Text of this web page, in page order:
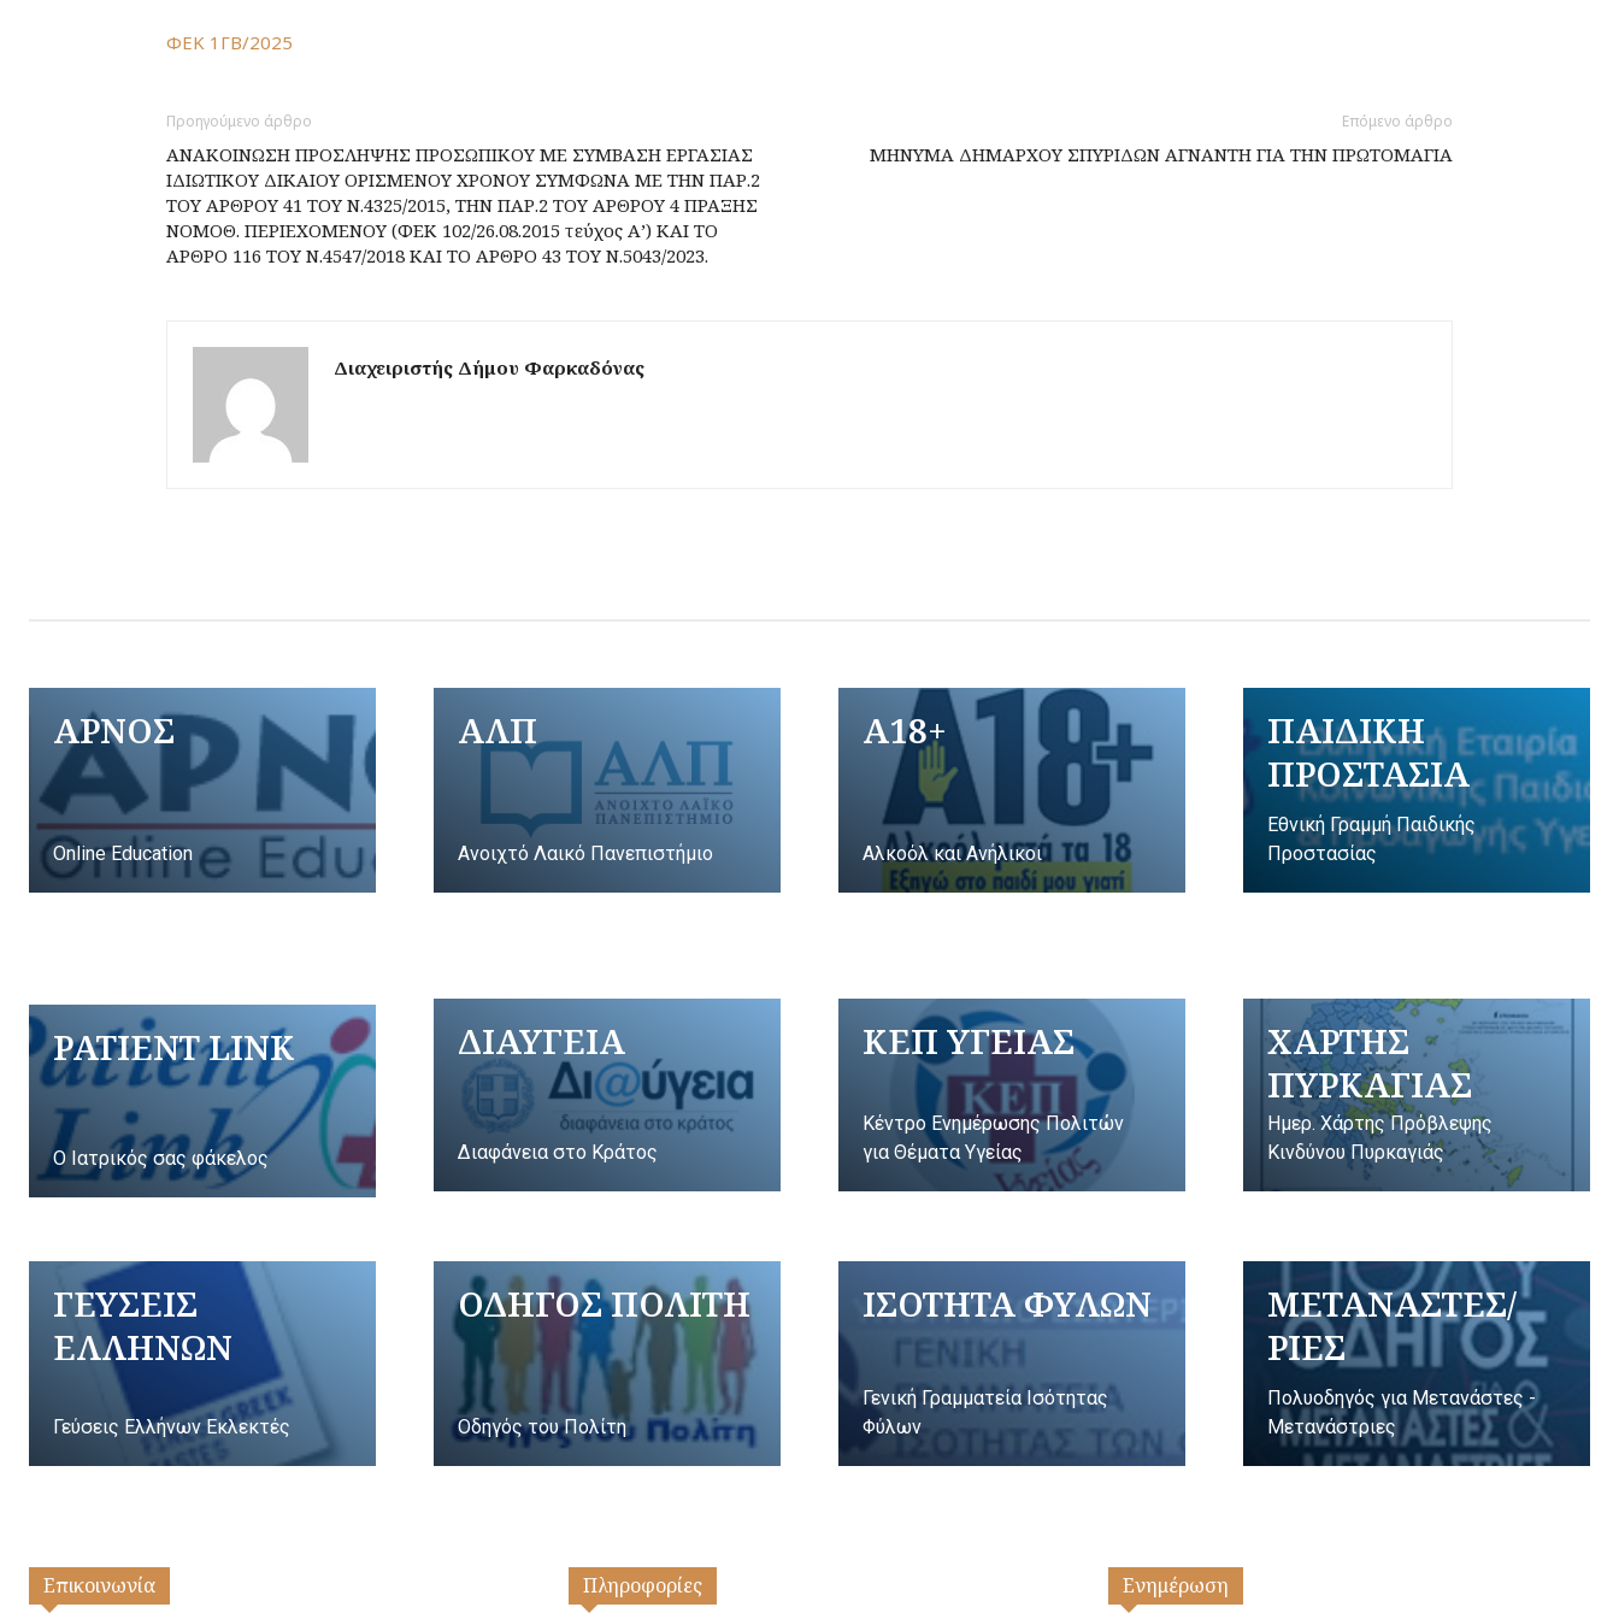
ΦΕΚ 1ΓΒ/2025
Προηγούμενο άρθρο
ΑΝΑΚΟΙΝΩΣΗ ΠΡΟΣΛΗΨΗΣ ΠΡΟΣΩΠΙΚΟΥ ΜΕ ΣΥΜΒΑΣΗ ΕΡΓΑΣΙΑΣ
ΙΔΙΩΤΙΚΟΥ ΔΙΚΑΙΟΥ ΟΡΙΣΜΕΝΟΥ ΧΡΟΝΟΥ ΣΥΜΦΩΝΑ ΜΕ ΤΗΝ ΠΑΡ.2
ΤΟΥ ΑΡΘΡΟΥ 41 ΤΟΥ Ν.4325/2015, ΤΗΝ ΠΑΡ.2 ΤΟΥ ΑΡΘΡΟΥ 4 ΠΡΑΞΗΣ
ΝΟΜΟΘ. ΠΕΡΙΕΧΟΜΕΝΟΥ (ΦΕΚ 102/26.08.2015 τεύχος Α’) ΚΑΙ ΤΟ
ΑΡΘΡΟ 116 ΤΟΥ Ν.4547/2018 ΚΑΙ ΤΟ ΑΡΘΡΟ 43 ΤΟΥ Ν.5043/2023.
Επόμενο άρθρο
ΜΗΝΥΜΑ ΔΗΜΑΡΧΟΥ ΣΠΥΡΙΔΩΝ ΑΓΝΑΝΤΗ ΓΙΑ ΤΗΝ ΠΡΩΤΟΜΑΓΙΑ
Διαχειριστής Δήμου Φαρκαδόνας
ΑΡΝΟΣ
Online Education
ΑΛΠ
Ανοιχτό Λαικό Πανεπιστήμιο
A18+
Αλκοόλ και Ανήλικοι
ΠΑΙΔΙΚΗ
ΠΡΟΣΤΑΣΙΑ
Εθνική Γραμμή Παιδικής
Προστασίας
PATIENT LINK
Ο Ιατρικός σας φάκελος
ΔΙΑΥΓΕΙΑ
Διαφάνεια στο Κράτος
ΚΕΠ ΥΓΕΙΑΣ
Κέντρο Ενημέρωσης Πολιτών
για Θέματα Υγείας
ΧΑΡΤΗΣ
ΠΥΡΚΑΓΙΑΣ
Ημερ. Χάρτης Πρόβλεψης
Κινδύνου Πυρκαγιάς
ΓΕΥΣΕΙΣ
ΕΛΛΗΝΩΝ
Γεύσεις Ελλήνων Εκλεκτές
ΟΔΗΓΟΣ ΠΟΛΙΤΗ
Οδηγός του Πολίτη
ΙΣΟΤΗΤΑ ΦΥΛΩΝ
Γενική Γραμματεία Ισότητας
Φύλων
ΜΕΤΑΝΑΣΤΕΣ/
ΡΙΕΣ
Πολυοδηγός για Μετανάστες -
Μετανάστριες
Επικοινωνία Πληροφορίες Ενημέρωση